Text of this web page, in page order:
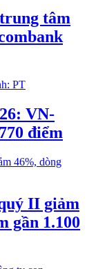
tâm
VN-
điểm
II giảm
gần 1.100